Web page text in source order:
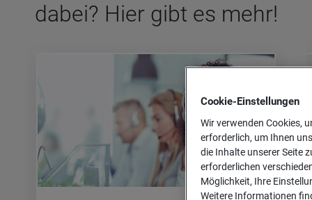
dabei? Hier gibt es mehr!
Cookie-­Einstellungen
Wir verwenden Cookies,
erforderlich, um Ihnen
die Inhalte unserer Seite
erforderlichen
Möglichkeit, Ihre
Weitere Informationen